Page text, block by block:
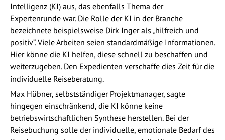
Intelligenz (KI) aus, das ebenfalls Thema der
Expertenrunde war. Die Rolle der KI in der Branche
bezeichnete beispielsweise Dirk Inger als „hilfreich und
positiv“. Viele Arbeiten seien standardmäßige Informationen.
Hier könne die KI helfen, diese schnell zu beschaffen und
weiterzugeben. Den Expedienten verschaffe dies Zeit für die
individuelle Reiseberatung.
Max Hübner, selbstständiger Projektmanager, sagte
hingegen einschränkend, die KI könne keine
betriebswirtschaftlichen Synthese herstellen. Bei der
Reisebuchung solle der individuelle, emotionale Bedarf des